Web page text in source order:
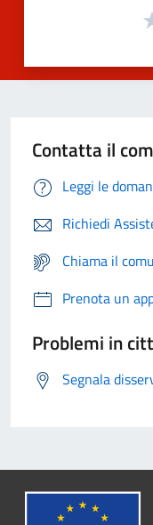
Contatta il
Leggi le
Richiedi
Chiama il
Prenota un
Problemi in
Segnala